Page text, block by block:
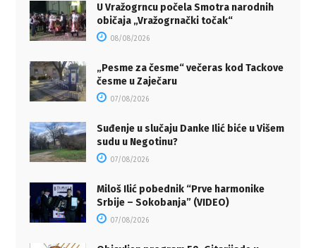
U Vražogrncu počela Smotra narodnih
običaja „Vražogrnački točak“
08/08/2026
„Pesme za česme“ večeras kod Tackove
česme u Zaječaru
07/08/2026
Suđenje u slučaju Danke Ilić biće u Višem
sudu u Negotinu?
07/08/2026
Miloš Ilić pobednik “Prve harmonike
Srbije – Sokobanja” (VIDEO)
07/08/2026